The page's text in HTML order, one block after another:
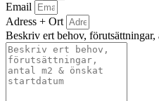
Email
Adress + Ort
Beskriv ert behov,